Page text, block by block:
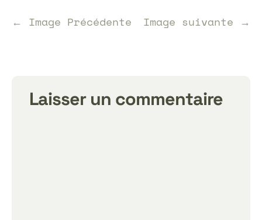
← Image Précédente Image suivante →
Laisser un commentaire